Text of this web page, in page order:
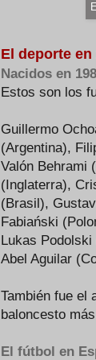
El deporte en
Nacidos en
Estos son los
Guillermo
(Argentina),
Valón Behrami
(Inglaterra),
(Brasil),
Fabiański
Lukas
Abel Aguilar
También fue el
baloncesto
El fútbol en